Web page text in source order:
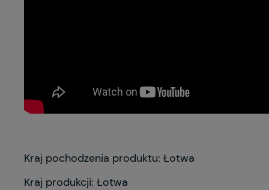
Kraj pochodzenia produktu: Łotwa
Kraj produkcji: Łotwa